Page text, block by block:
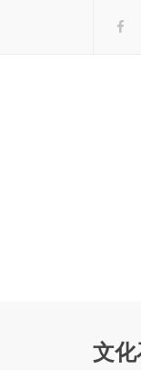
文